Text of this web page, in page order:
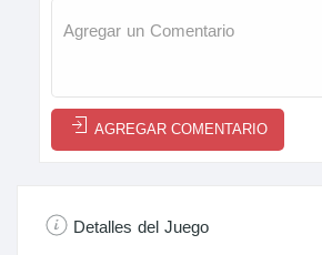
AGREGAR COMENTARIO
Detalles del Juego